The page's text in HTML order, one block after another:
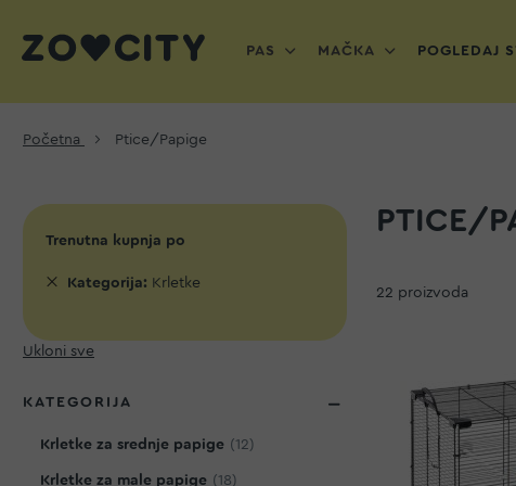
PAS MAČKA POGLEDAJ
Početna Ptice/Papige
PTICE/
22 proizvoda
Trenutna kupnja po
Kategorija Krletke
Uklonite
Ukloni sve
KATEGORIJA
Krletke za srednje papige 12proizvod
Krletke za male papige 18proizvod